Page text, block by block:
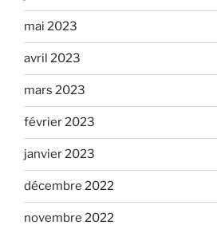
mai 2023
avril 2023
mars 2023
février 2023
janvier 2023
décembre 2022
novembre 2022